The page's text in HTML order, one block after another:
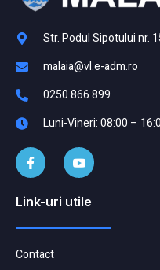
Str. Podul Sipotului nr.
malaia@vl.e-adm.ro
0250 866 899
Luni-Vineri: 08:00 –
Link-uri utile
Contact